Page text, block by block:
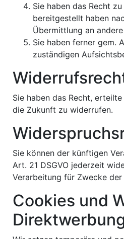
Sie haben das Recht
bereitgestellt haben
Übermittlung an
Sie haben ferner gem.
zuständigen
Sie haben das Recht,
die Zukunft zu widerrufen.
Sie können der künftigen
Art. 21 DSGVO jederzeit
Verarbeitung für Zwecke
Cookies und